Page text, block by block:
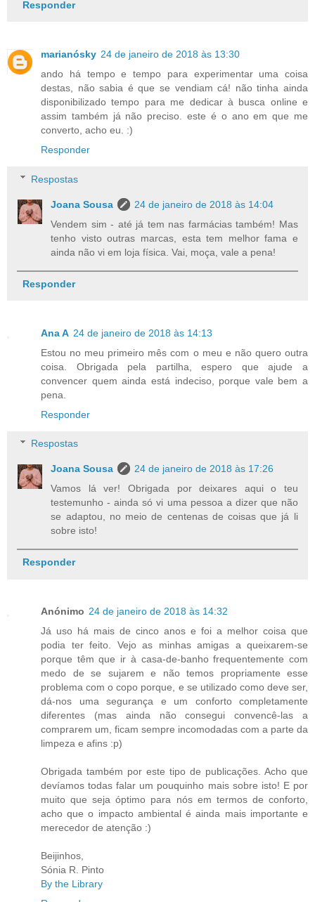
Responder
marianósky 24 de janeiro de 2018 às 13:30
ando há tempo e tempo para experimentar uma coisa
destas, não sabia é que se vendiam cá! não tinha ainda
disponibilizado tempo para me dedicar à busca online e
assim também já não preciso. este é o ano em que me
converto, acho eu. :)
Responder
Respostas
Joana Sousa
24 de janeiro de 2018 às 14:04
Vendem sim - até já tem nas farmácias também! Mas
tenho visto outras marcas, esta tem melhor fama e
ainda não vi em loja física. Vai, moça, vale a pena!
Responder
Ana A 24 de janeiro de 2018 às 14:13
Estou no meu primeiro mês com o meu e não quero outra
coisa. Obrigada pela partilha, espero que ajude a
convencer quem ainda está indeciso, porque vale bem a
pena.
Responder
Respostas
Joana Sousa
24 de janeiro de 2018 às 17:26
Vamos lá ver! Obrigada por deixares aqui o teu
testemunho - ainda só vi uma pessoa a dizer que não
se adaptou, no meio de centenas de coisas que já li
sobre isto!
Responder
Anónimo 24 de janeiro de 2018 às 14:32
Já uso há mais de cinco anos e foi a melhor coisa que
podia ter feito. Vejo as minhas amigas a queixarem-se
porque têm que ir à casa-de-banho frequentemente com
medo de se sujarem e não temos propriamente esse
problema com o copo porque, e se utilizado como deve ser,
dá-nos uma segurança e um conforto completamente
diferentes (mas ainda não consegui convencê-las a
comprarem um, ficam sempre incomodadas com a parte da
limpeza e afins :p)
Obrigada também por este tipo de publicações. Acho que
devíamos todas falar um pouquinho mais sobre isto! E por
muito que seja óptimo para nós em termos de conforto,
acho que o impacto ambiental é ainda mais importante e
merecedor de atenção :)
Beijinhos,
Sónia R. Pinto
By the Library